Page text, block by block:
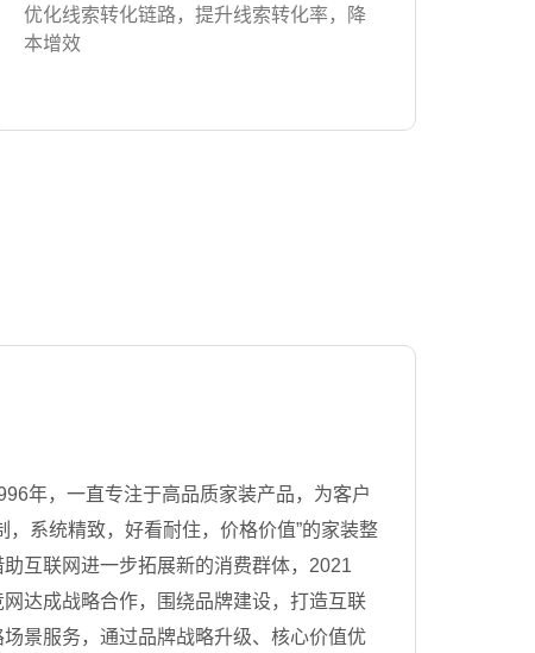
优化线索转化链路，提升线索转化率，降
本增效
年，一直专注于高品质家装产品，为客户
，系统精致，好看耐住，价格价值”的家装整
互联网进一步拓展新的消费群体，2021
达成战略合作，围绕品牌建设，打造互联
场景服务，通过品牌战略升级、核心价值优